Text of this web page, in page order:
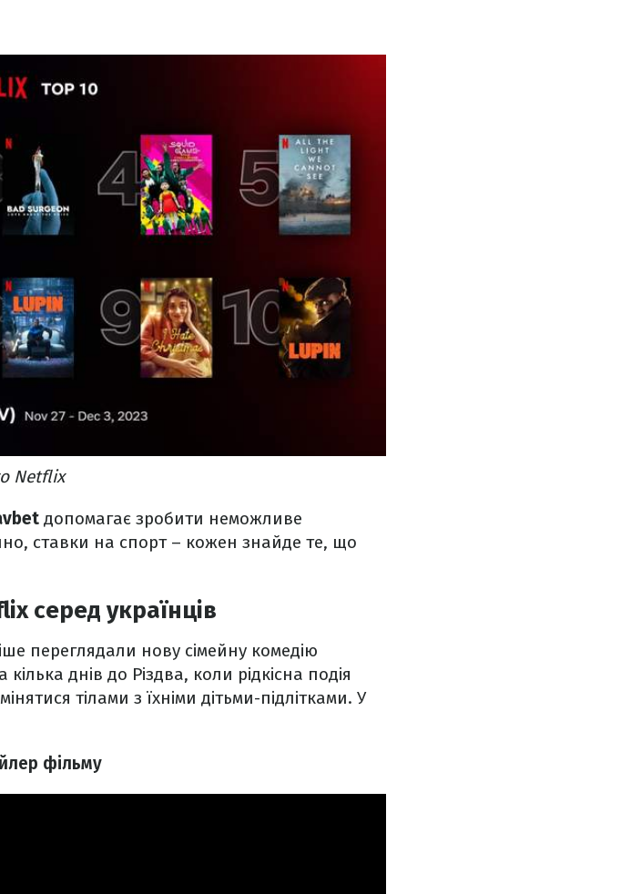
Netflix
допомагає зробити неможливе
ставки на спорт – кожен знайде те, що
серед українців
переглядали нову сімейну комедію
кілька днів до Різдва, коли рідкісна подія
тілами з їхніми дітьми-підлітками. У
фільму